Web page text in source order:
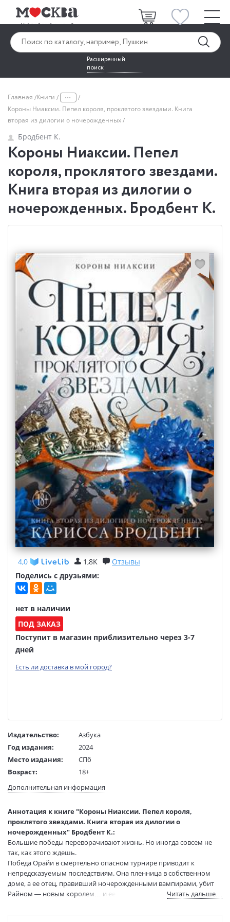
Расширенный
поиск
Главная Книги ...
Короны Ниаксии. Пепел короля, проклятого звездами. Книга
вторая из дилогии о ночерожденных
Бродбент К.
Короны Ниаксии. Пепел
короля, проклятого звездами.
Книга вторая из дилогии о
ночерожденных. Бродбент К.
4,0 1,8K
Отзывы
Поделись с друзьями:
нет в наличии
ПОД ЗАКАЗ
Поступит в магазин приблизительно через 3-7
дней
Есть ли доставка в мой город?
Издательство:
Азбука
Год издания:
2024
Место издания:
СПб
Возраст:
18+
Язык текста:
русский
Редактор/
составитель:
Бессонова Е.
Перевод:
Иванов И.
Тип обложки:
Твердый переплет + суперобложка
Формат:
Размеры в мм
(ДхШхВ):
217x150x36
Вес:
735 гр.
Страниц:
640
Дополнительная информация
Аннотация к книге "Короны Ниаксии. Пепел короля,
проклятого звездами. Книга вторая из дилогии о
ночерожденных" Бродбент К.:
Большие победы переворачивают жизнь. Но иногда совсем не
так, как этого ждешь.
Победа Орайи в смертельно опасном турнире приводит к
непредсказуемым последствиям. Она пленница в собственном
доме, а ее отец, правивший ночерожденными вампирами, убит
Райном — новым королем… и ее возлюбленным. КругомЧитать дальше…